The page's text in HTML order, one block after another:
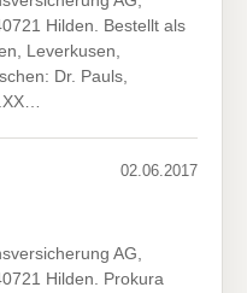
Hilden. Bestellt als
Leverkusen,
Dr. Pauls,
02.06.2017
AG,
Hilden. Prokura